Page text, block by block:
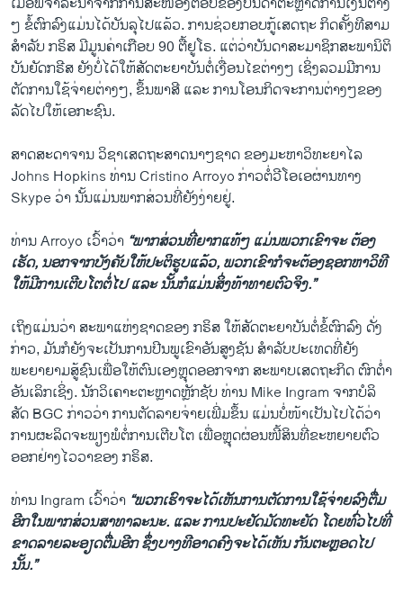
ໆ ຂໍ້​ຕົກລົງ​ແມ່ນ​ໄດ້​ບັນລຸ​ໄປແລ້ວ. ການ​ຊ່ວຍ​ກອບ​ກູ້​ເສດຖະ ກິດ​ຄັ້ງ​ທີ​ສາມ​
ສຳລັບ ກຣິສ ມີມູນ​ຄ່າເກືອບ 90 ຕື້​ຢູ​ໂຣ. ​ແຕ່​ວ່າ​ບັນດາ​ສະມາຊິກ​ສະພາ​ນິຕິ
ບັນ​ຍັດ​ກຣີສ ຍັງ​ບໍ່​ໄດ້​ໃຫ້​ສັດຕະຍາບັນ​ຕໍ່​ເງື່ອນໄຂ​ຕ່າ​ງໆ ​ເຊິ່ງລວມມີ​ການ​
ຕັດ​ການໃຊ້​ຈ່າຍ​ຕ່າງໆ, ຂຶ້ນພາສີ​ ​ແລະ ການ​ໂອນກິດຈະການ​ຕ່າງໆຂອງ​
ລັດ​ໄປ​ໃຫ້​ເອກະ​ຊົນ.
ສາ​ດສະ​ດາ​ຈານ ວິຊາເສດ​ຖະ​ສາດນາໆຊາດ ຂອງມະຫາວິທະຍາ​ໄລ
Johns Hopkins ທ່ານ Cristino Arroyo ກ່າວ​ຕໍ່ວີ​ໂອ​ເອຜ່ານ​ທາງ
Skype ວ່າ ນັ້ນ​ແມ່ນ​ພາກສ່ວນ​ທີ່​ຍັງ​ງ່າຍ​ຢູ່.
ທ່ານ Arroyo ​ເວົ້າ​ວ່າ “ພາກ​ສ່ວນ​ທີ່​ຍາກ​ແທ້ໆ​ ແມ່ນພວກ​ເຂົາ​ຈະ ຕ້ອງ
ເຮັດ, ນອກຈາກ​ບັງຄັບ​ໃຫ້ປະຕິ​ຮູບແລ້ວ, ​ພວກ​ເຂົາ​ກໍຈະ​ຕ້ອງ​ຊອກ​ຫາ​ວິທີ
ໃຫ້ມີ​ການ​ເຕີບ​ໂຕຕໍ່ໄປ ​ແລະ ນັ້ນກໍແມ່ນ​ສິ່ງ​ທ້າ​ທາຍ​ຕົວ​ຈິງ.”
​ເຖິງ​ແມ່ນ​ວ່າ​ ສະພາ​ແຫ່ງ​ຊາດ​ຂອງ ກຣິສ ​ໃຫ້​ສັດຕະຍາບັນ​ຕໍ່​ຂໍ້​ຕົກລົງ ດັ່ງ
ກ່າວ, ມັນ​ກໍ​ຍັງຈະ​ເປັນ​ການ​ປີນ​ພູ​ເຂົາອັນສູງ​ຊັນ ສຳລັບ​ປະ​ເທດ​ທີ່​ຍັງ​
ພະຍາຍາມ​ສູ້ຊົນເພື່ອໃຫ້ຕົນເອງ​ຫຼຸດອອກຈາກ ສະພາບເສດຖະກິດ ຕົກຕ່ຳ
ອັນເລິກ​ເຊິ່ງ. ນັກ​ວິ​ເຄາະ​ຕະຫຼາດ​ຫຼັກ​ຊັບ ທ່ານ Mike Ingram ຈາກບໍ​ລິ​
ສັດ BGC ກ່າວ​ວ່າ ການ​ຕັດ​ລາຍ​ຈ່າຍ​ເພີ່ມ​ຂຶ້ນ ​ແມ່ນ​ບໍ່ໜ້າ​ເປັນ​ໄປ​ໄດ້​ວ່າ
ການ​ຜະລິດ​ຈະ​ພຽງພໍຕໍ່​ການ​ເຕີບ​ໂຕ ​ເພື່ອ​ຫຼຸດຜ່ອນ​ໜີ້​ສິນ​ທີ່​ຂະຫຍາຍ​ຕົວ​
ອອກ​ຢ່າງ​ໄວ​ວາ​ຂອງ ກຣິສ.
ທ່ານ Ingram ​ເວົ້າ​ວ່າ “ພວກ​ເຮົາ​ຈະ​ໄດ້​ເຫັນ​ການ​ຕັດ​ການໃຊ້​ຈ່າຍ​ລົງຕື່ມ
ອີກໃນ​ພາກສ່ວນ​ສາທາລະນະ. ​ແລະ ການປະຢັດມັດທະຍັດ ໂດຍທົ່ວໄປທີ່
ຂາດລາຍລະອຽດຕື່ມອີກ ຊຶ່ງບາງທີອາດຄົງ​ຈະໄດ້​ເຫັນ ກັນ​ຕະຫຼອດ​ໄປ
ນັ້ນ.”